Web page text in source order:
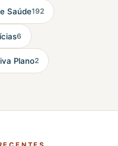
Saúde192
6
Plano2